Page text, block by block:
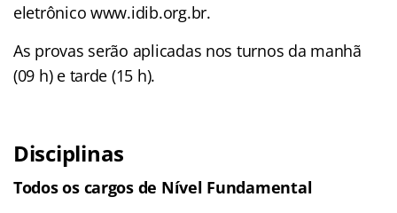
eletrônico www.idib.org.br.
As provas serão aplicadas nos turnos da manhã
(09 h) e tarde (15 h).
Disciplinas
Todos os cargos de Nível Fundamental